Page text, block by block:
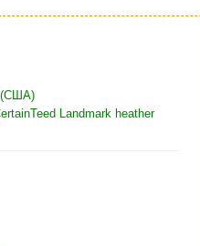
(США)
Landmark heather